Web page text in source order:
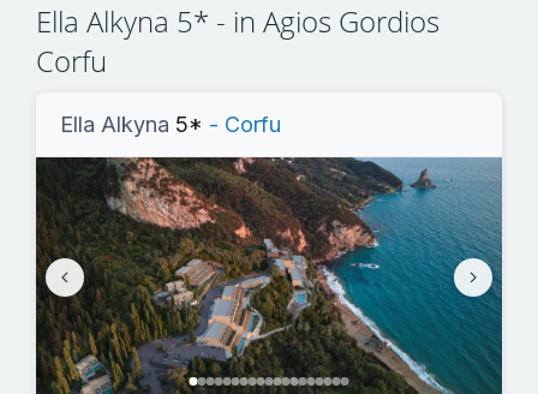
Ella Alkyna 5* - in Agios Gordios
Corfu
Ella Alkyna 5* - Corfu